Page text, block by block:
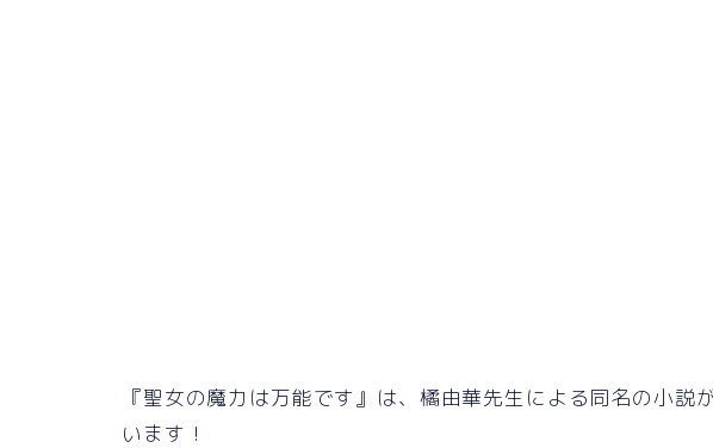
『聖女の魔力は万能です』は、橘由華先生による同名の小説
います！